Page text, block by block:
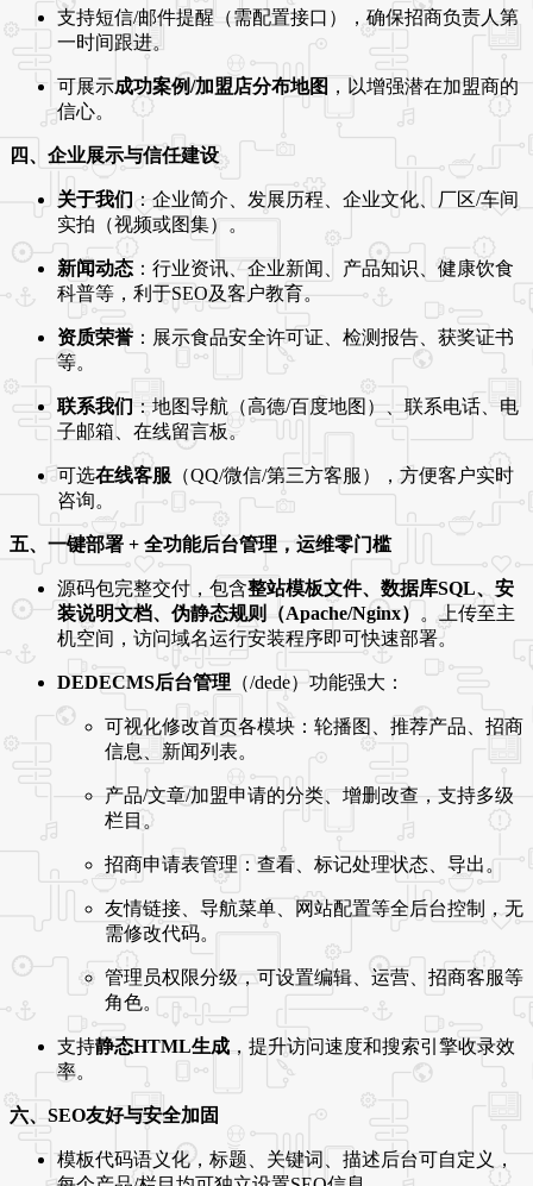
支持短信/邮件提醒（需配置接口），确保招商负责人第
一时间跟进。
可展示成功案例/加盟店分布地图 ，以增强潜在加盟商的
信心。
四、企业展示与信任建设
关于我们：企业简介、发展历程、企业文化、厂区/车间
实拍（视频或图集）。
新闻动态 ：行业资讯、企业新闻、产品知识、健康饮食
科普等，利于SEO及客户教育。
资质荣誉 ：展示食品安全许可证、检测报告、获奖证书
等。
联系我们：地图导航（高德/百度地图）、联系电话、电
子邮箱、在线留言板。
可选在线客服 （QQ/微信/第三方客服），方便客户实时
咨询。
五、一键部署 + 全功能后台管理，运维零门槛
源码包完整交付，包含整站模板文件、数据库SQL、安
装说明文档、伪静态规则（Apache/Nginx） 。上传至主
机空间，访问域名运行安装程序即可快速部署。
DEDECMS后台管理 （/dede）功能强大：
可视化修改首页各模块：轮播图、推荐产品、招商
信息、新闻列表。
产品/文章/加盟申请的分类、增删改查，支持多级
栏目。
招商申请表管理：查看、标记处理状态、导出。
友情链接、导航菜单、网站配置等全后台控制，无
需修改代码。
管理员权限分级，可设置编辑、运营、招商客服等
角色。
支持静态HTML生成，提升访问速度和搜索引擎收录效
率。
六、SEO友好与安全加固
模板代码语义化，标题、关键词、描述后台可自定义，